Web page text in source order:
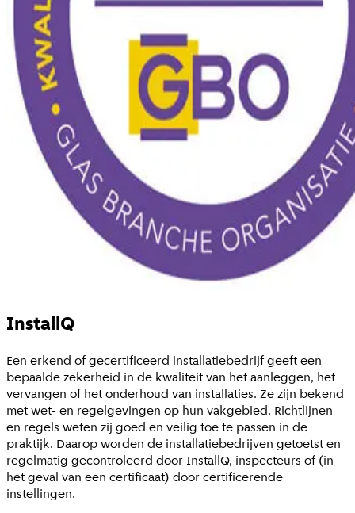
InstallQ
Een erkend of gecertificeerd installatiebedrijf geeft een
bepaalde zekerheid in de kwaliteit van het aanleggen, het
vervangen of het onderhoud van installaties. Ze zijn bekend
met wet- en regelgevingen op hun vakgebied. Richtlijnen
en regels weten zij goed en veilig toe te passen in de
praktijk. Daarop worden de installatiebedrijven getoetst en
regelmatig gecontroleerd door InstallQ, inspecteurs of (in
het geval van een certificaat) door certificerende
instellingen.